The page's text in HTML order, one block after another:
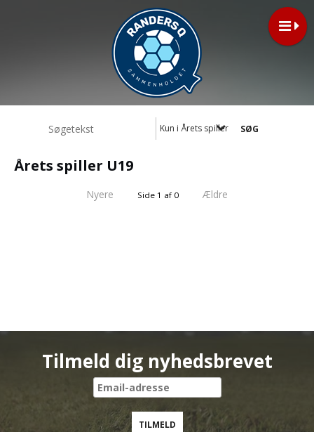
Kun i Årets spiller U19
Årets spiller U19
Nyere Side 1 af 0 Ældre
Tilmeld dig nyhedsbrevet